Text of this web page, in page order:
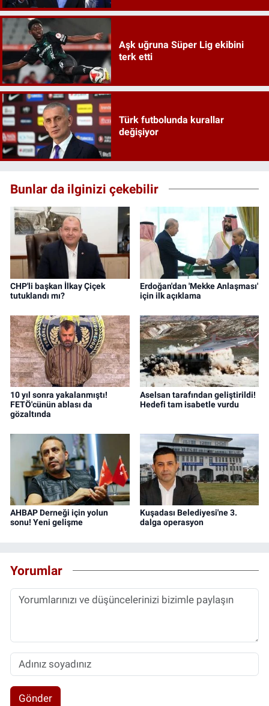
Aşk uğruna Süper Lig ekibini
terk etti
Türk futbolunda kurallar
değişiyor
Bunlar da ilginizi çekebilir
CHP'li başkan İlkay Çiçek
tutuklandı mı?
Erdoğan'dan 'Mekke Anlaşması'
için ilk açıklama
10 yıl sonra yakalanmıştı!
FETÖ'cünün ablası da
gözaltında
Aselsan tarafından geliştirildi!
Hedefi tam isabetle vurdu
AHBAP Derneği için yolun
sonu! Yeni gelişme
Kuşadası Belediyesi'ne 3.
dalga operasyon
Yorumlar
Gönder